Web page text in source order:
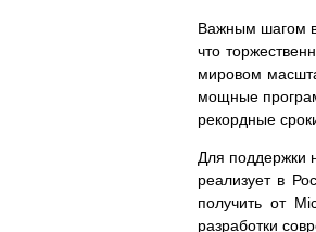
Важным шагом в
что
мировом
мощные
рекордные
Для поддержки
реализует в
получить от
разработки